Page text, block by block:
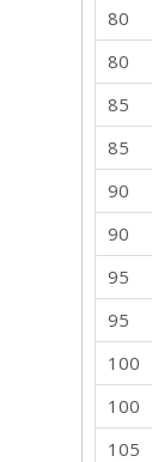
80
80
85
85
90
90
95
95
100
100
105